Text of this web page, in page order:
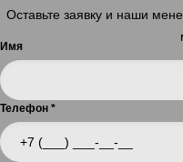
Оставьте заявку и наши
Имя
Телефон *